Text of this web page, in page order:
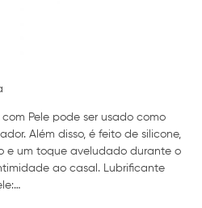
Pele pode ser usado como
Além disso, é feito de silicone,
e um toque aveludado durante o
ao casal. Lubrificante